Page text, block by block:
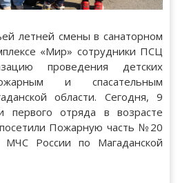
летней смены в санаторном
«Мир» сотрудники ПСЦ
проведения детских
и спасательным
области. Сегодня, 9
первого отряда в возрасте
Пожарную часть №20
МЧС России по Магаданской